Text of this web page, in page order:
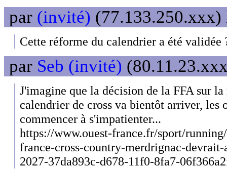
par (invité) (77.133.250.xxx)
Cette réforme du calendrier a été validée
par Seb (invité)
J'imagine que la décision de la FFA sur
calendrier de cross va bientôt arriver, les
commencer à s'impatienter...
https://www.ouest-france.fr/sport/
france-cross-country-merdrignac-
2027-37da893c-d678-11f0-8fa7-